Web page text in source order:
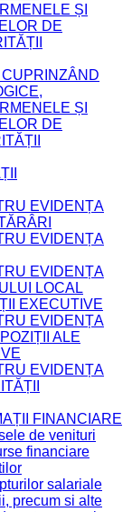
ȘI
DE
ȘI
DE
EVIDENȚA
EVIDENȚA
EVIDENȚA
LOCAL
EXECUTIVE
EVIDENȚA
ALE
EVIDENȚA
FINANCIARE
de venituri
financiare
salariale
precum si alte